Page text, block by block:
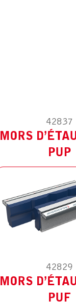
42837
MORS
PUP
42829
MORS
PUF
MODÈLE :POUR
MODÈLE :POUR